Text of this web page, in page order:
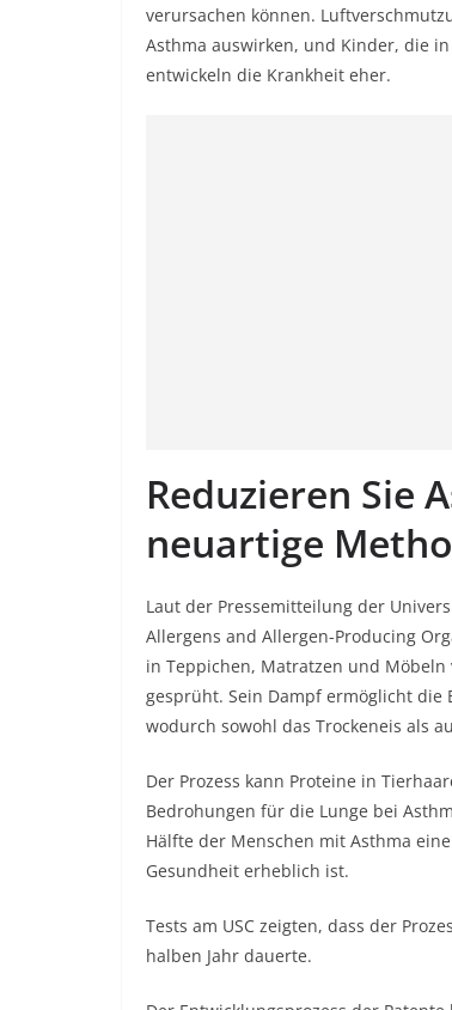
verursachen können.
Asthma auswirken, und Kinder, die
entwickeln die Krankheit eher.
Reduzieren Sie
neuartige
Laut der Pressemitteilung der
Allergens and Allergen-Producing
in Teppichen, Matratzen und
gesprüht. Sein Dampf ermöglicht die
wodurch sowohl das Trockeneis als
Der Prozess kann Proteine ​​in
Bedrohungen für die Lunge bei
Hälfte der Menschen mit Asthma
Gesundheit erheblich ist.
Tests am USC zeigten, dass der
halben Jahr dauerte.